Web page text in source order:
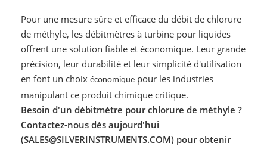
Pour une mesure sûre et efficace du débit de chlorure
de méthyle, les débitmètres à turbine pour liquides
offrent une solution fiable et économique. Leur grande
précision, leur durabilité et leur simplicité d'utilisation
en font un choix économiquepour les industries
manipulant ce produit chimique critique.
Besoin d'un débitmètre pour chlorure de méthyle ?
Contactez-nous dès aujourd'hui
(SALES@SILVERINSTRUMENTS.COM) pour obtenir